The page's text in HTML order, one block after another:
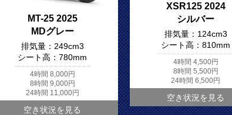
MT-25 2025
MDグレー
排気量： 249cm3
シート高： 780mm
4時間 8,000円
8時間 9,000円
24時間 11,000円
空き状況を見る
XSR125 2024
シルバー
排気量： 124cm3
シート高： 810mm
4時間 4,500円
8時間 5,500円
24時間 6,500円
空き状況を見る